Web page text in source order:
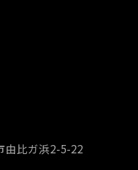
由比ガ浜2-5-22